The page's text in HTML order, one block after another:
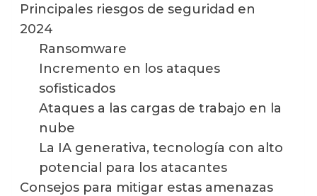
Principales riesgos de seguridad en
2024
Ransomware
Incremento en los ataques
sofisticados
Ataques a las cargas de trabajo en la
nube
La IA generativa, tecnología con alto
potencial para los atacantes
Consejos para mitigar estas amenazas